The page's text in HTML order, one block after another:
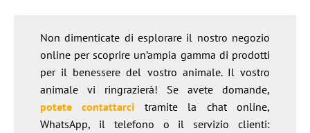
Non dimenticate di esplorare il nostro negozio
online per scoprire un’ampia gamma di prodotti
per il benessere del vostro animale. Il vostro
animale vi ringrazierà! Se avete domande,
potete contattarci tramite la chat online,
WhatsApp, il telefono o il servizio clienti: